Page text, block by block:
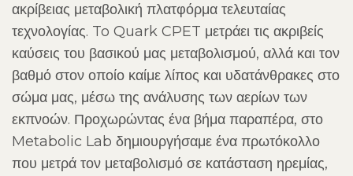
ακρίβειας μεταβολική πλατφόρμα τελευταίας
τεχνολογίας. To Quark CPET μετράει τις ακριβείς
καύσεις του βασικού μας μεταβολισμού, αλλά και τον
βαθμό στον οποίο καίμε λίπος και υδατάνθρακες στο
σώμα μας, μέσω της ανάλυσης των αερίων των
εκπνοών. Προχωρώντας ένα βήμα παραπέρα, στο
Metabolic Lab δημιουργήσαμε ένα πρωτόκολλο
που μετρά τον μεταβολισμό σε κατάσταση ηρεμίας,